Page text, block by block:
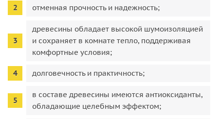
отменная прочность и надежность;
древесины обладает высокой шумоизоляцией
и сохраняет в комнате тепло, поддерживая
комфортные условия;
долговечность и практичность;
в составе древесины имеются антиоксиданты,
обладающие целебным эффектом;